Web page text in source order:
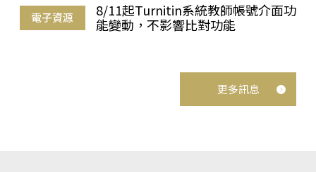
電子資源
8/11起Turnitin系統教師帳號介面功
能變動，不影響比對功能
更多訊息